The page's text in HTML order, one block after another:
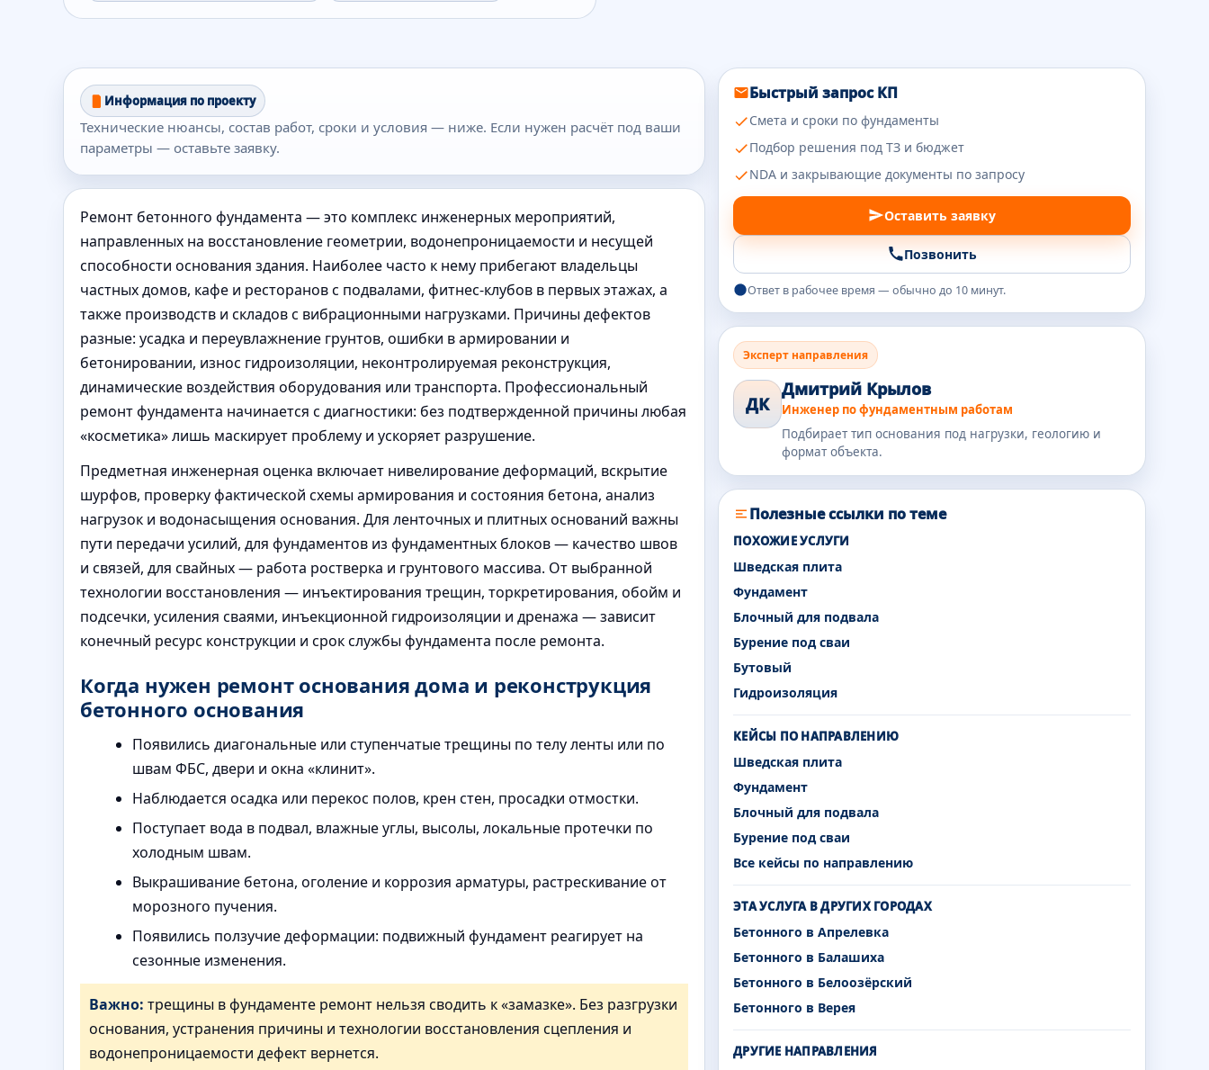
Информация по проекту
Технические нюансы, состав работ, сроки и условия — ниже. Если нужен расчёт под ваши
параметры — оставьте заявку.
Ремонт бетонного фундамента — это комплекс инженерных мероприятий,
направленных на восстановление геометрии, водонепроницаемости и несущей
способности основания здания. Наиболее часто к нему прибегают владельцы
частных домов, кафе и ресторанов с подвалами, фитнес-клубов в первых этажах, а
также производств и складов с вибрационными нагрузками. Причины дефектов
разные: усадка и переувлажнение грунтов, ошибки в армировании и
бетонировании, износ гидроизоляции, неконтролируемая реконструкция,
динамические воздействия оборудования или транспорта. Профессиональный
ремонт фундамента начинается с диагностики: без подтвержденной причины любая
«косметика» лишь маскирует проблему и ускоряет разрушение.
Предметная инженерная оценка включает нивелирование деформаций, вскрытие
шурфов, проверку фактической схемы армирования и состояния бетона, анализ
нагрузок и водонасыщения основания. Для ленточных и плитных оснований важны
пути передачи усилий, для фундаментов из фундаментных блоков — качество швов
и связей, для свайных — работа ростверка и грунтового массива. От выбранной
технологии восстановления — инъектирования трещин, торкретирования, обойм и
подсечки, усиления сваями, инъекционной гидроизоляции и дренажа — зависит
конечный ресурс конструкции и срок службы фундамента после ремонта.
Когда нужен ремонт основания дома и реконструкция
бетонного основания
Появились диагональные или ступенчатые трещины по телу ленты или по
швам ФБС, двери и окна «клинит».
Наблюдается осадка или перекос полов, крен стен, просадки отмостки.
Поступает вода в подвал, влажные углы, высолы, локальные протечки по
холодным швам.
Выкрашивание бетона, оголение и коррозия арматуры, растрескивание от
морозного пучения.
Появились ползучие деформации: подвижный фундамент реагирует на
сезонные изменения.
Важно: трещины в фундаменте ремонт нельзя сводить к «замазке». Без разгрузки
основания, устранения причины и технологии восстановления сцепления и
водонепроницаемости дефект вернется.
Быстрый запрос КП
Смета и сроки по фундаменты
Подбор решения под ТЗ и бюджет
NDA и закрывающие документы по запросу
Оставить заявку
Позвонить
Ответ в рабочее время — обычно до 10 минут.
Эксперт направления
ДК
Дмитрий Крылов
Инженер по фундаментным работам
Подбирает тип основания под нагрузки, геологию и
формат объекта.
Полезные ссылки по теме
ПОХОЖИЕ УСЛУГИ
Шведская плита
Фундамент
Блочный для подвала
Бурение под сваи
Бутовый
Гидроизоляция
КЕЙСЫ ПО НАПРАВЛЕНИЮ
Шведская плита
Фундамент
Блочный для подвала
Бурение под сваи
Все кейсы по направлению
ЭТА УСЛУГА В ДРУГИХ ГОРОДАХ
Бетонного в Апрелевка
Бетонного в Балашиха
Бетонного в Белоозёрский
Бетонного в Верея
ДРУГИЕ НАПРАВЛЕНИЯ